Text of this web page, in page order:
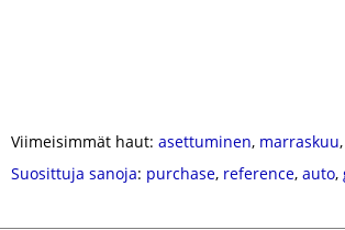
Viimeisimmät haut: asettuminen, marraskuu,
Suosittuja sanoja: purchase, reference, auto,